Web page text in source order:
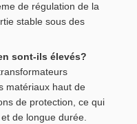
de régulation de la
stable sous des
sont-ils élevés?
matériaux haut de
de protection, ce qui
de longue durée.